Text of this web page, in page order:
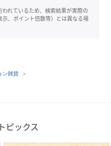
れているため、検索結果が実際の
、ポイント倍数等）とは異なる場
ン雑貨
ピックス